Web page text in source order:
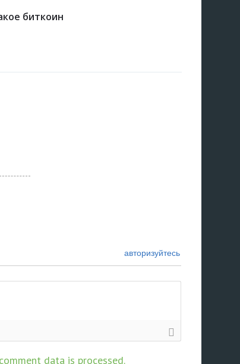
биткоин
авторизуйтесь
data is processed.